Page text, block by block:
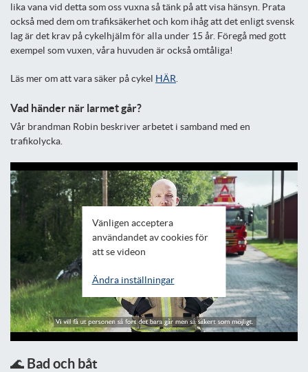
lika vana vid detta som oss vuxna så tänk på att visa hänsyn. Prata
också med dem om trafiksäkerhet och kom ihåg att det enligt svensk
lag är det krav på cykelhjälm för alla under 15 år. Föregå med gott
exempel som vuxen, våra huvuden är också omtåliga!
Läs mer om att vara säker på cykel HÄR
Vad händer när larmet går?
Vår brandman Robin beskriver arbetet i samband med en
trafikolycka.
Vänligen acceptera
användandet av cookies för
att se videon
Ändra inställningar
🌊 Bad och båt